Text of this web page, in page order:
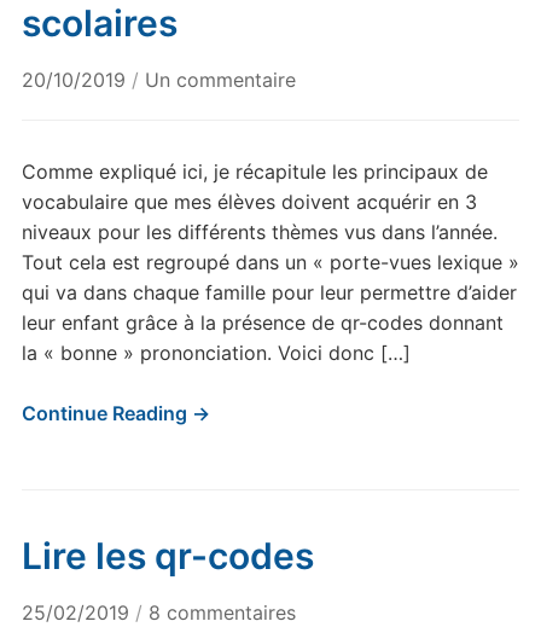
scolaires
20/10/2019 / Un commentairesur
vues
« lexique »
:
matériel
et
mobilier
scolaires
Comme expliqué ici, je récapitule les principaux de
vocabulaire que mes élèves doivent acquérir en 3
niveaux pour les différents thèmes vus dans l’année.
Tout cela est regroupé dans un « porte-vues lexique »
qui va dans chaque famille pour leur permettre d’aider
leur enfant grâce à la présence de qr-codes donnant
la « bonne » prononciation. Voici donc […]
Continue Reading →
Lire les qr-codes
25/02/2019 / 8 commentairessur